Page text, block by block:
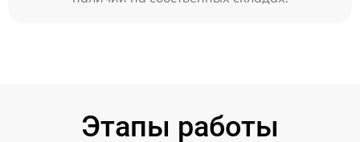
Этапы работы